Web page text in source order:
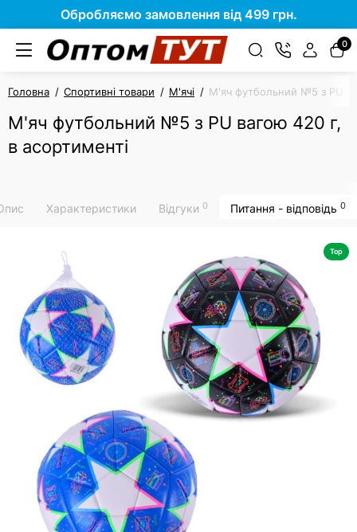
Обробляємо замовлення від 499 грн.
0
Головна Спортивні товари М'ячі М'яч футбольний №5 з PU
М'яч футбольний №5 з PU вагою 420 г,
в асортименті
Характеристики Відгуки 0 Питання - відповідь 0
Top